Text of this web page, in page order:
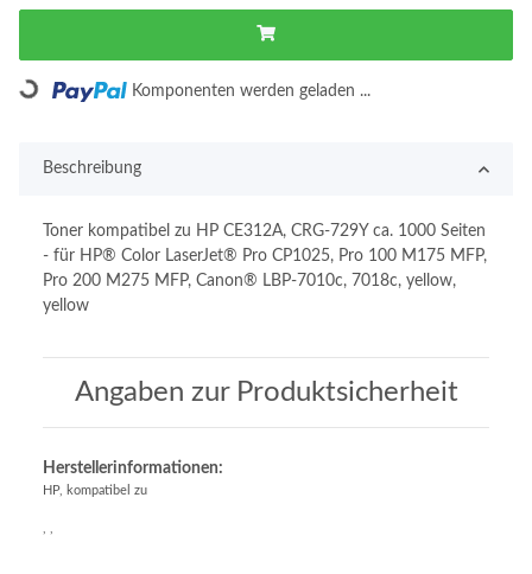
Loading... Komponenten werden geladen ...
Beschreibung
Toner kompatibel zu HP CE312A, CRG-729Y ca. 1000 Seiten
- für HP® Color LaserJet® Pro CP1025, Pro 100 M175 MFP,
Pro 200 M275 MFP, Canon® LBP-7010c, 7018c, yellow,
yellow
Angaben zur Produktsicherheit
Herstellerinformationen:
HP, kompatibel zu